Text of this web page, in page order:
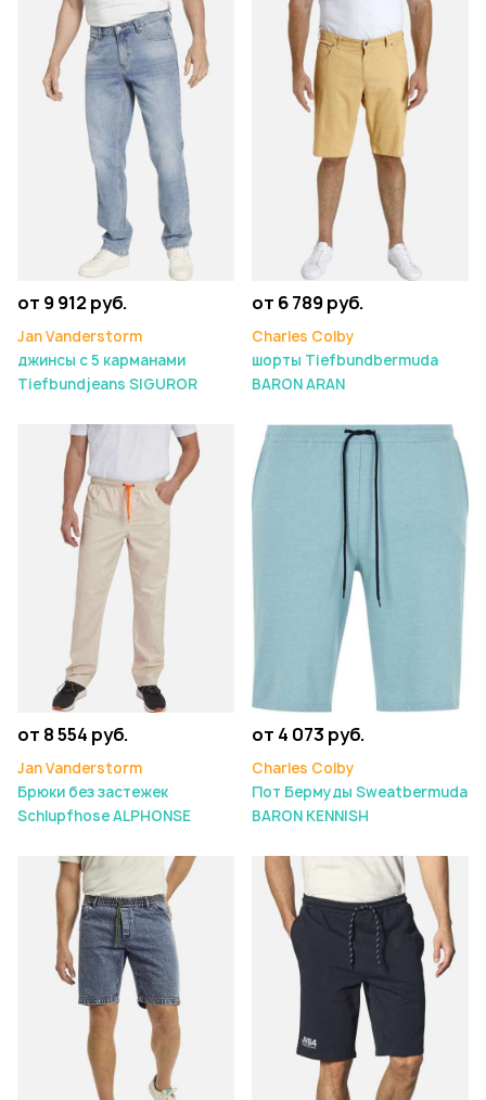
от 9 912 руб.
Jan Vanderstorm
джинсы с 5 карманами
Tiefbundjeans SIGUROR
от 6 789 руб.
Charles Colby
шорты Tiefbundbermuda
BARON ARAN
от 8 554 руб.
Jan Vanderstorm
Брюки без застежек
Schlupfhose ALPHONSE
от 4 073 руб.
Charles Colby
Пот Бермуды Sweatbermuda
BARON KENNISH